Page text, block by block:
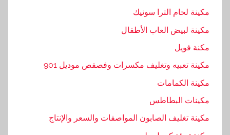
مكينة لحام الترا سونيك
مكينة لبيض العاب الأطفال
مكنة فويل
مكينة تعبيه وتغليف مكسرات وفصفص موديل 901
مكينة الكمامات
مكينات البطاطس
مكينة تغليف الصابون المواصفات والسعر والإنتاج